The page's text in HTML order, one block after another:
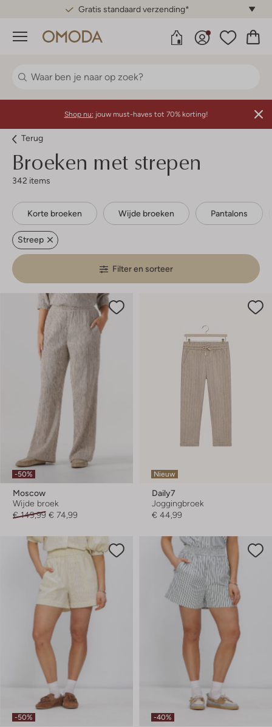
Gratis standaard verzending*
Menu
Shop nu: jouw must-haves tot 70% korting!
Terug
Broeken met strepen
342 items
Korte broeken Wijde broeken Pantalons
Streep
Filter en sorteer
-50%
Moscow
Wijde broek
€ 149,99 € 74,99
Nieuw
Daily7
Joggingbroek
€ 44,99
-50% -40%